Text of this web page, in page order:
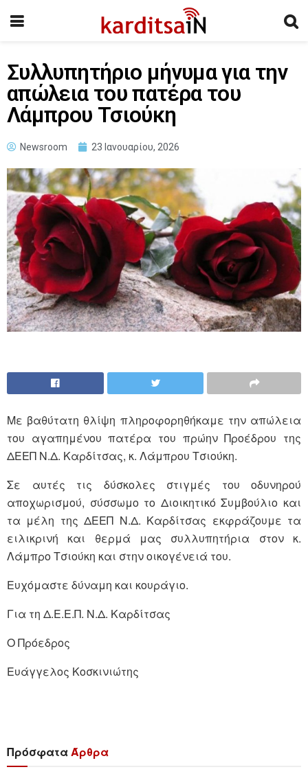
Συλλυπητήριο μήνυμα για την
απώλεια του πατέρα του
Λάμπρου Τσιούκη
Newsroom 23 Ιανουαρίου, 2026
Με βαθύτατη θλίψη πληροφορηθήκαμε την απώλεια
του αγαπημένου πατέρα του πρώην Προέδρου της
ΔΕΕΠ Ν.Δ. Καρδίτσας, κ. Λάμπρου Τσιούκη.
Σε αυτές τις δύσκολες στιγμές του οδυνηρού
αποχωρισμού, σύσσωμο το Διοικητικό Συμβούλιο και
τα μέλη της ΔΕΕΠ Ν.Δ. Καρδίτσας εκφράζουμε τα
ειλικρινή και θερμά μας συλλυπητήρια στον κ.
Λάμπρο Τσιούκη και στην οικογένειά του.
Ευχόμαστε δύναμη και κουράγιο.
Για τη Δ.Ε.Ε.Π. Ν.Δ. Καρδίτσας
Ο Πρόεδρος
Ευάγγελος Κοσκινιώτης
ΠρόσφαταΆρθρα